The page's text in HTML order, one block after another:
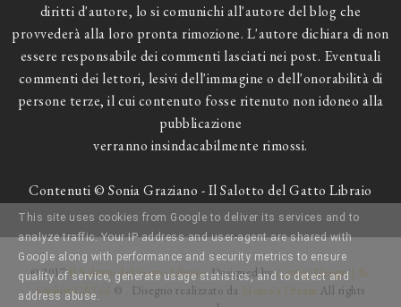
diritti d'autore, lo si comunichi all'autore del blog che
provvederà alla loro pronta rimozione. L'autore dichiara di non
essere responsabile dei commenti lasciati nei post. Eventuali
commenti dei lettori, lesivi dell'immagine o dell'onorabilità di
persone terze, il cui contenuto fosse ritenuto non idoneo alla
pubblicazione
verranno insindacabilmente rimossi.
Contenuti © Sonia Graziano - Il Salotto del Gatto Libraio
© 2017Il Salotto del Gatto Libraio. Designed byCatnip Design | Be
SophistiCATed © . Disegno realizzato da Momo's Dream All rights
This site uses cookies from Google to deliver its services and to
analyze traffic. Your IP address and user-agent are shared with
Google along with performance and security metrics to ensure
quality of service, generate usage statistics, and to detect and
address abuse.